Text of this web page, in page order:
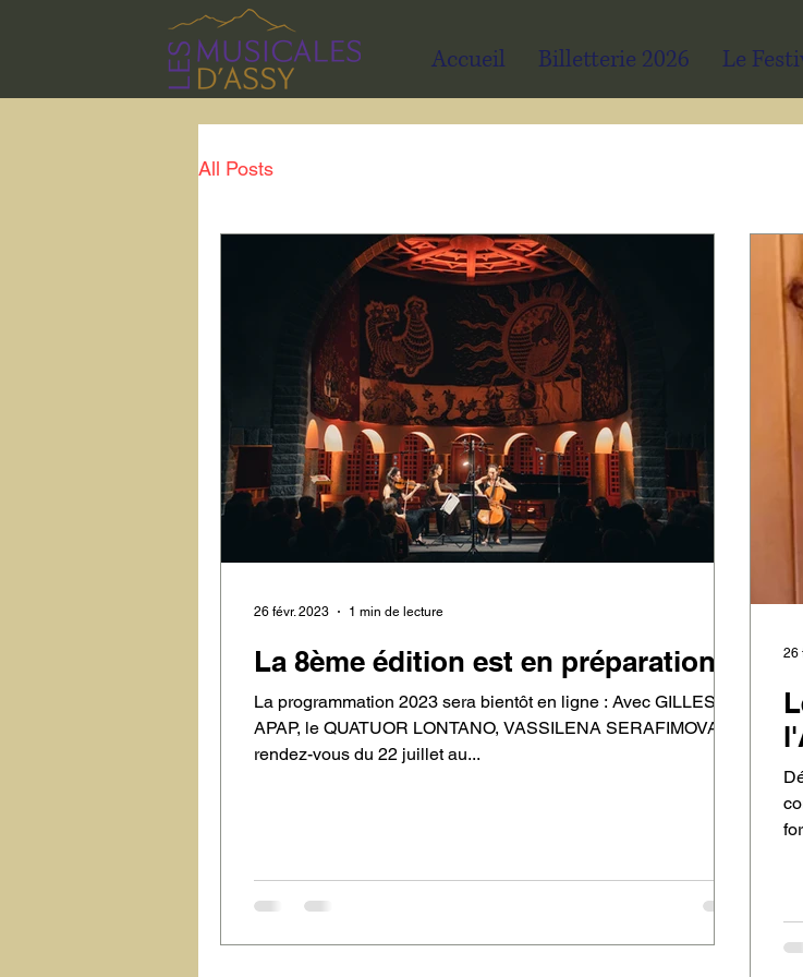
Accueil Billetterie 2026 Le
All Posts
La 8ème édition est en préparation !
La programmation 2023 sera bientôt en ligne : Avec GILLES
APAP, le QUATUOR LONTANO, VASSILENA SERAFIMOVA...
rendez-vous du 22 juillet au...
26 févr. 2023 1 min de lecture
26